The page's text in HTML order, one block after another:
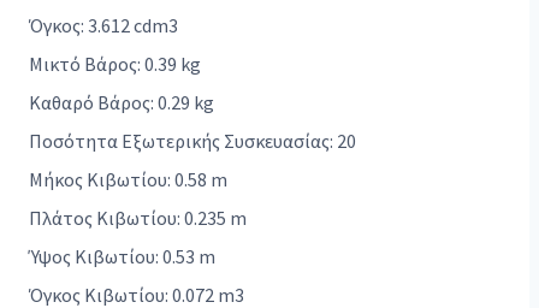
Όγκος: 3.612 cdm3
Μικτό Βάρος: 0.39 kg
Καθαρό Βάρος: 0.29 kg
Ποσότητα Εξωτερικής Συσκευασίας: 20
Μήκος Κιβωτίου: 0.58 m
Πλάτος Κιβωτίου: 0.235 m
Ύψος Κιβωτίου: 0.53 m
Όγκος Κιβωτίου: 0.072 m3